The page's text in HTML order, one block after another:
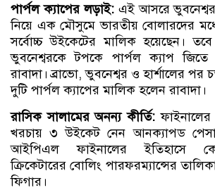
পার্পল ক্যাপের লড়াই: এই আসরে
নিয়ে এক মৌসুমে ভারতীয় বোলারদের
সর্বোচ্চ উইকেটের মালিক হয়েছেন।
ভুবনেশ্বরকে টপকে পার্পল ক্যাপ জিতে
রাবাদা। ব্রাভো, ভুবনেশ্বর ও হার্শালের পর
দুটি পার্পল ক্যাপের মালিক হলেন রাবাদা।
রাসিক সালামের অনন্য কীর্তি:ফাইনালের
খরচায় ৩ উইকেট নেন আনক্যাপড
আইপিএল ফাইনালের ইতিহাসে
ক্রিকেটারের বোলিং পারফরম্যান্সের
ফিগার।